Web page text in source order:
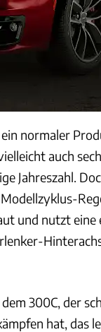
normaler
auch
Jahreszahl.
und nutzt
300C, der
hat, das